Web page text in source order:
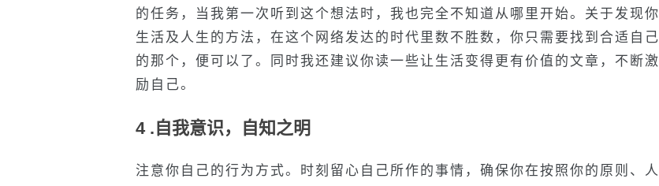
的任务，当我第一次听到这个想法时，我也完全不知道从哪里开始。关于发现你
生活及人生的方法，在这个网络发达的时代里数不胜数，你只需要找到合适自己
的那个，便可以了。同时我还建议你读一些让生活变得更有价值的文章，不断激
励自己。
4 .自我意识，自知之明
注意你自己的行为方式。时刻留心自己所作的事情，确保你在按照你的原则、人